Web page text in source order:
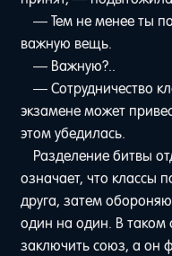
— Тем не менее ты
важную вещь.
— Важную?..
— Сотрудничество
экзамене может
этом убедилась.
Разделение битвы
означает, что классы
друга, затем
один на один. В таком
заключить союз, а он